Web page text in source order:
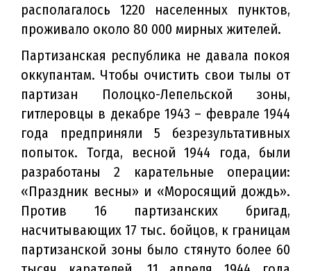
располагалось 1220 населенных пунктов,
проживало около 80 000 мирных жителей.
Партизанская республика не давала покоя
оккупантам. Чтобы очистить свои тылы от
партизан Полоцко-Лепельской зоны,
гитлеровцы в декабре 1943 – феврале 1944
года предприняли 5 безрезультативных
попыток. Тогда, весной 1944 года, были
разработаны 2 карательные операции:
«Праздник весны» и «Моросящий дождь».
Против 16 партизанских бригад,
насчитывающих 17 тыс. бойцов, к границам
партизанской зоны было стянуто более 60